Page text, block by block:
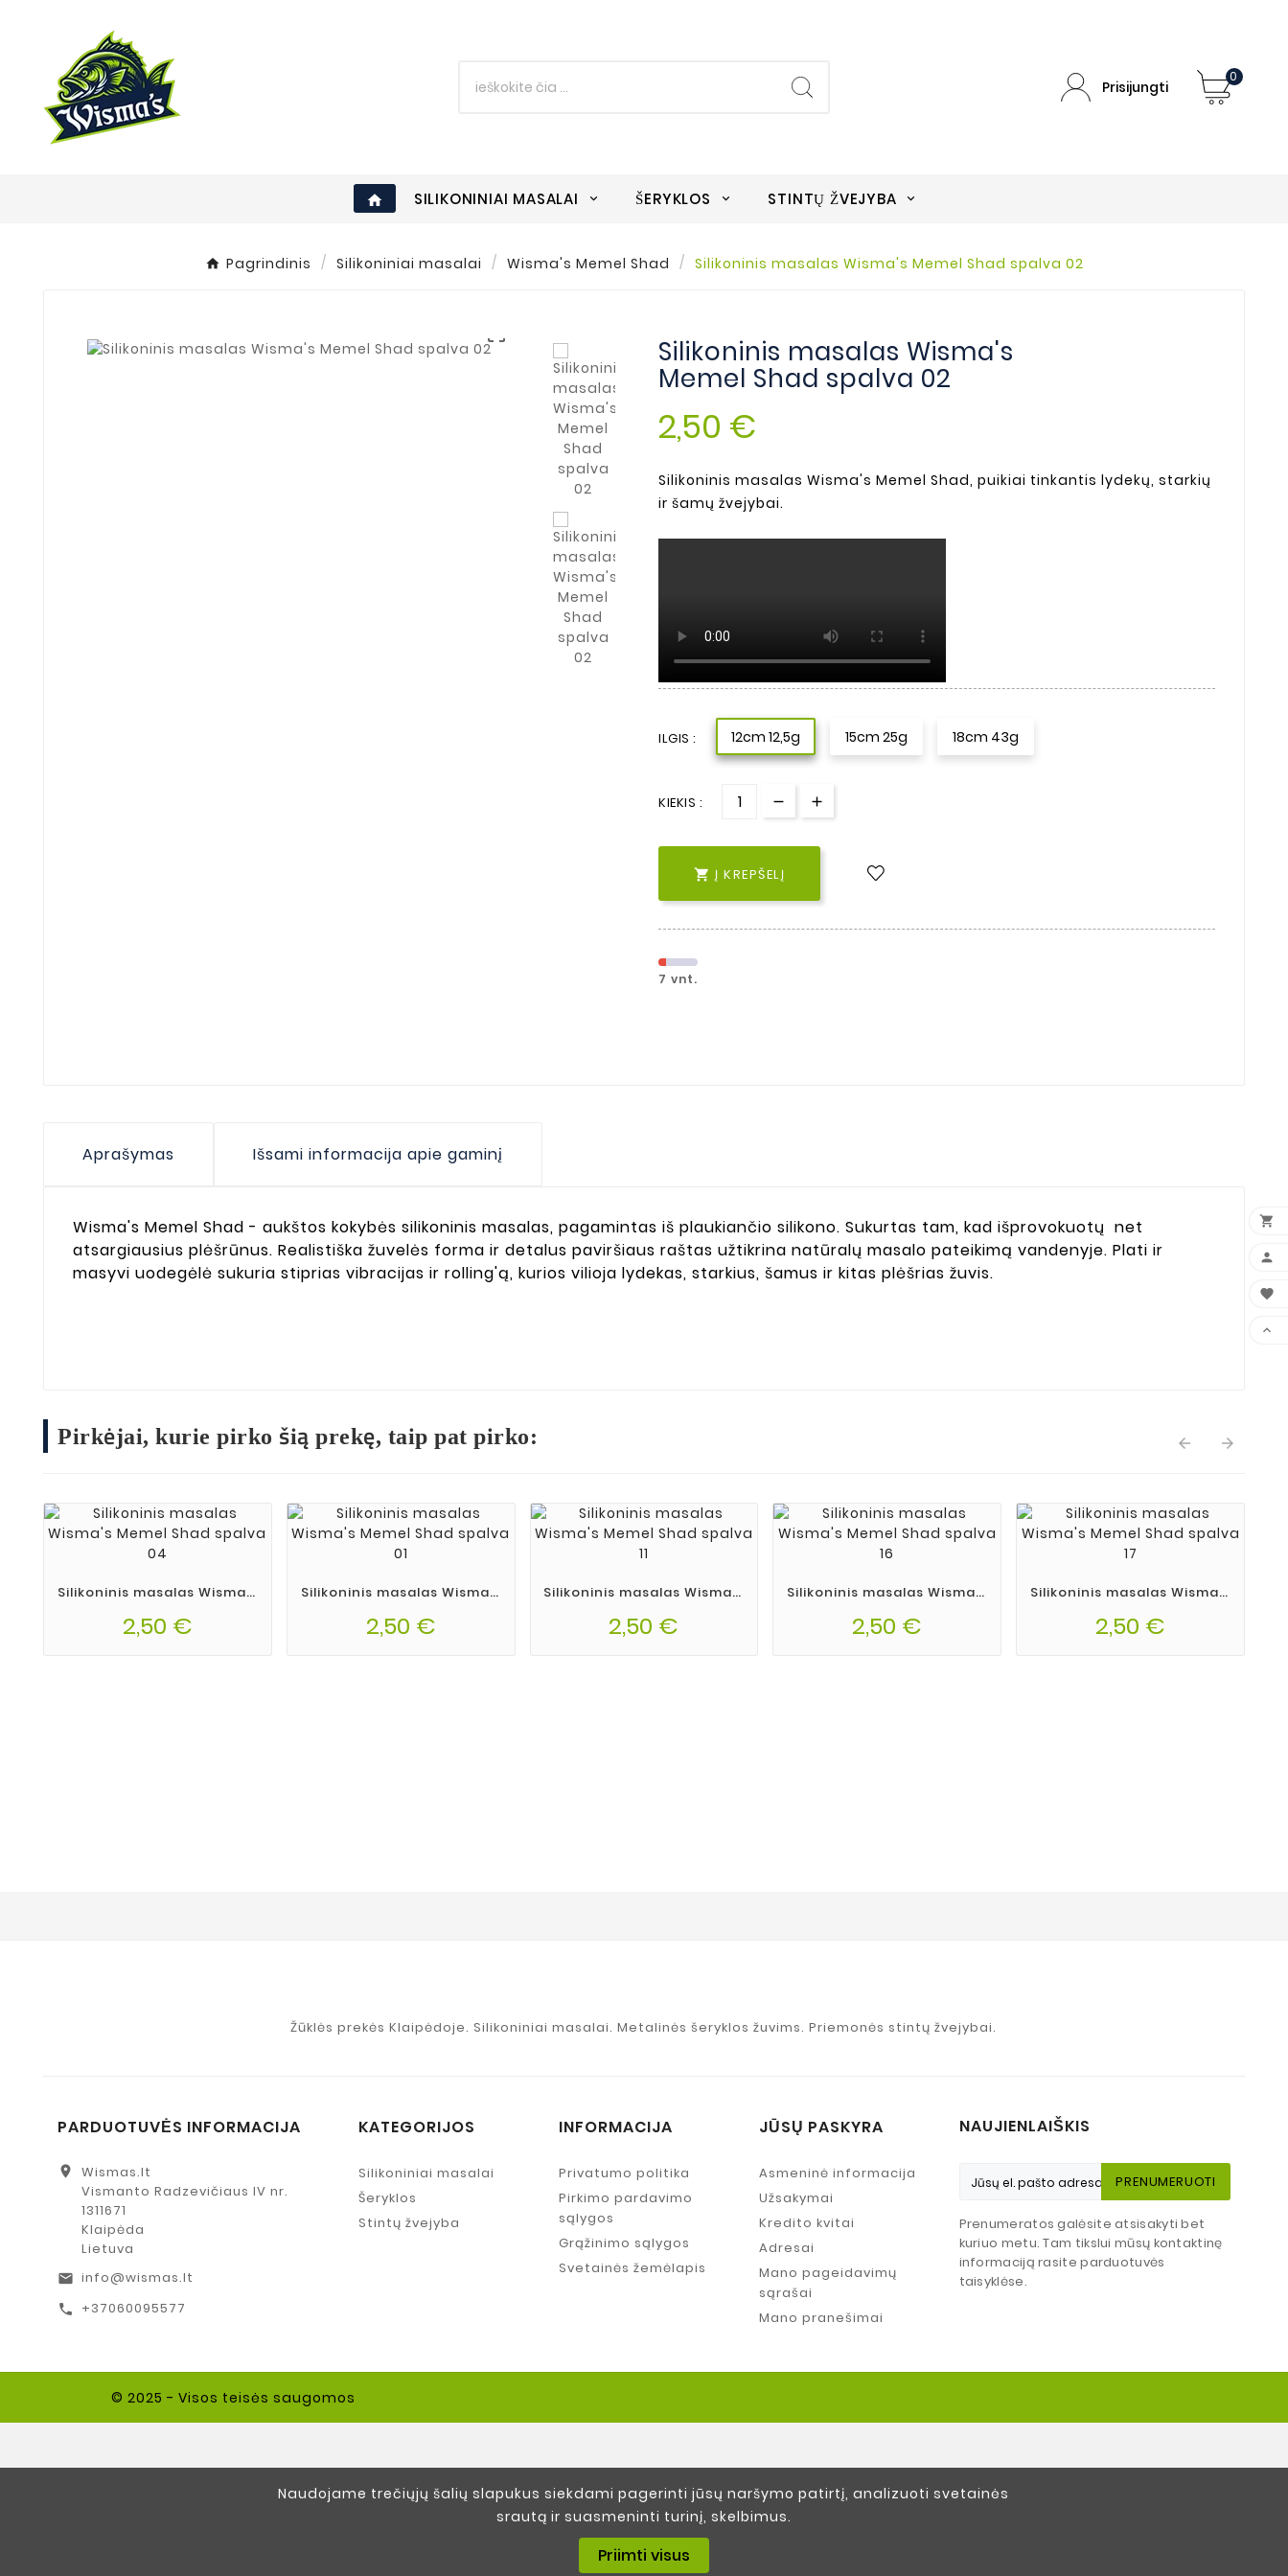
Naudojame trečiųjų šalių slapukus siekdami pagerinti jūsų naršymo patirtį, analizuoti svetainės
srautą ir suasmeninti turinį, skelbimus.
Priimti visus
Prisijungti
0
home SILIKONINIAI MASALAI ŠERYKLOS STINTŲ ŽVEJYBA
Pagrindinis Silikoniniai masalai Wisma's Memel Shad Silikoninis masalas Wisma's Memel Shad spalva 02

Silikoninis masalas Wisma's
Memel Shad spalva 02
2,50 €
Silikoninis masalas Wisma's Memel Shad, puikiai tinkantis lydekų, starkių
ir šamų žvejybai.
ILGIS : 12cm 12,5g 15cm 25g 18cm 43g
KIEKIS :
 Į KREPŠELĮ
7 vnt.
Aprašymas Išsami informacija apie gaminį
Wisma's Memel Shad - aukštos kokybės silikoninis masalas, pagamintas iš plaukiančio silikono. Sukurtas tam, kad išprovokuotų net
atsargiausius plėšrūnus. Realistiška žuvelės forma ir detalus paviršiaus raštas užtikrina natūralų masalo pateikimą vandenyje. Plati ir
masyvi uodegėlė sukuria stiprias vibracijas ir rolling'ą, kurios vilioja lydekas, starkius, šamus ir kitas plėšrias žuvis.
Pirkėjai, kurie pirko šią prekę, taip pat pirko:  
Silikoninis masalas Wisma's
2,50 €
Silikoninis masalas Wisma's
2,50 €
Silikoninis masalas Wisma's
2,50 €
Silikoninis masalas Wisma's
2,50 €
Silikoninis masalas Wisma's
2,50 €
Žūklės prekės Klaipėdoje. Silikoniniai masalai. Metalinės šeryklos žuvims. Priemonės stintų žvejybai.
PARDUOTUVĖS INFORMACIJA
location_on
Wismas.lt
Vismanto Radzevičiaus IV nr.
1311671
Klaipėda
Lietuva
email info@wismas.lt
call +37060095577
KATEGORIJOS
Silikoniniai masalai
Šeryklos
Stintų žvejyba
INFORMACIJA
Privatumo politika
Pirkimo pardavimo
sąlygos
Grąžinimo sąlygos
Svetainės žemėlapis
JŪSŲ PASKYRA
Asmeninė informacija
Užsakymai
Kredito kvitai
Adresai
Mano pageidavimų
sąrašai
Mano pranešimai
NAUJIENLAIŠKIS
PRENUMERUOTI
Prenumeratos galėsite atsisakyti bet
kuriuo metu. Tam tikslui mūsų kontaktinę
informaciją rasite parduotuvės
taisyklėse.




© 2025 - Visos teisės saugomos